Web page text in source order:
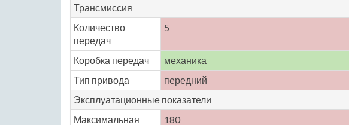
Трансмиссия
Количество
передач
5
Коробка передач механика
Тип привода
передний
Эксплуатационные показатели
Максимальная
180